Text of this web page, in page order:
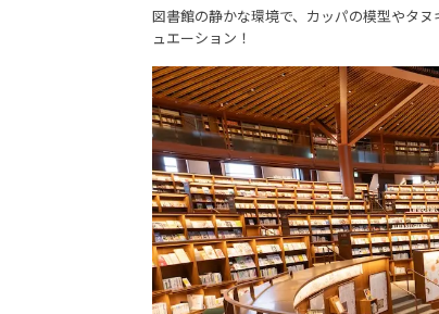
図書館の静かな環境で、カッパの模型やタ
ュエーション！